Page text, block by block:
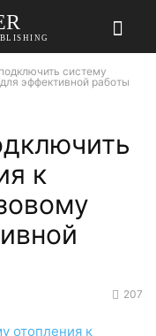
систему
эффективной работы
к
207